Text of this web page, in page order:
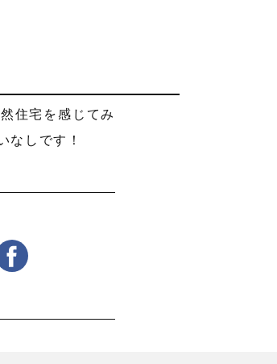
住宅を感じてみ
なしです！